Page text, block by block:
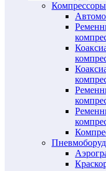
Компрессоры